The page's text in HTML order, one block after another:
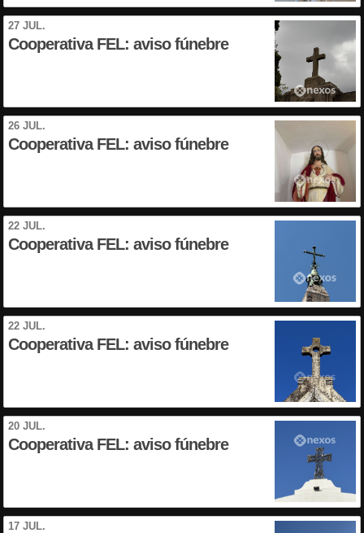
27 JUL.
Cooperativa FEL: aviso fúnebre
26 JUL.
Cooperativa FEL: aviso fúnebre
22 JUL.
Cooperativa FEL: aviso fúnebre
22 JUL.
Cooperativa FEL: aviso fúnebre
20 JUL.
Cooperativa FEL: aviso fúnebre
17 JUL.